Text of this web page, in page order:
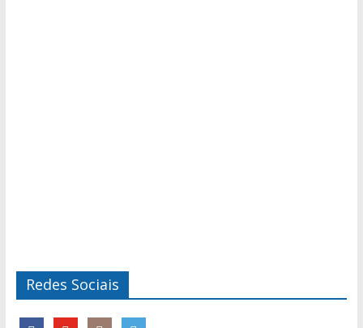
Redes Sociais